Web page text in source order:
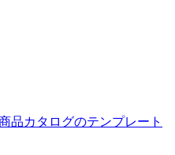
品カタログのテンプレート